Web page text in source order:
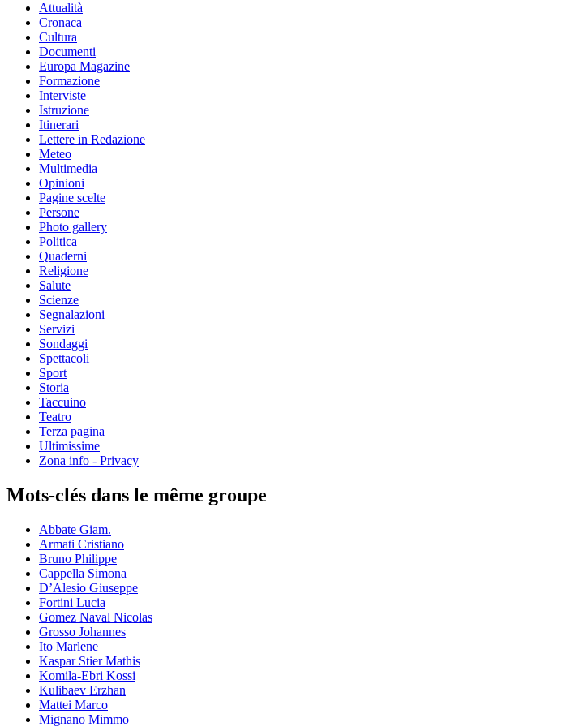
Attualità
Cronaca
Cultura
Documenti
Europa Magazine
Formazione
Interviste
Istruzione
Itinerari
Lettere in Redazione
Meteo
Multimedia
Opinioni
Pagine scelte
Persone
Photo gallery
Politica
Quaderni
Religione
Salute
Scienze
Segnalazioni
Servizi
Sondaggi
Spettacoli
Sport
Storia
Taccuino
Teatro
Terza pagina
Ultimissime
Zona info - Privacy
Mots-clés dans le même groupe
Abbate Giam.
Armati Cristiano
Bruno Philippe
Cappella Simona
D’Alesio Giuseppe
Fortini Lucia
Gomez Naval Nicolas
Grosso Johannes
Ito Marlene
Kaspar Stier Mathis
Komila-Ebri Kossi
Kulibaev Erzhan
Mattei Marco
Mignano Mimmo